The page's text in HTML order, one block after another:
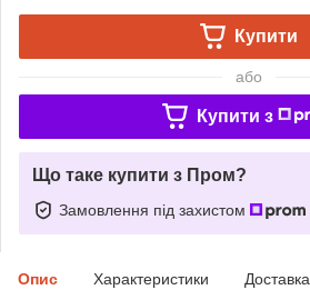
Купити
або
Купити з
Що таке купити з Пром?
Замовлення під захистом
Опис Характеристики Доставка